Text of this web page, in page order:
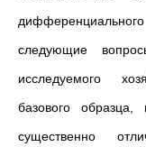
следующие
исследуемого
базового образца,
существенно